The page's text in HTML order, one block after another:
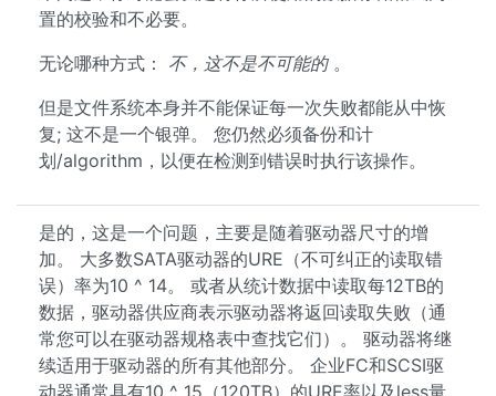
置的校验和不必要。
无论哪种方式： 不，这不是不可能的。
但是文件系统本身并不能保证每一次失败都能从中恢
复; 这不是一个银弹。 您仍然必须备份和计
划/algorithm，以便在检测到错误时执行该操作。
是的，这是一个问题，主要是随着驱动器尺寸的增
加。 大多数SATA驱动器的URE（不可纠正的读取错
误）率为10 ^ 14。 或者从统计数据中读取每12TB的
数据，驱动器供应商表示驱动器将返回读取失败（通
常您可以在驱动器规格表中查找它们）。 驱动器将继
续适用于驱动器的所有其他部分。 企业FC和SCSI驱
动器通常具有10 ^ 15（120TB）的URE率以及less量